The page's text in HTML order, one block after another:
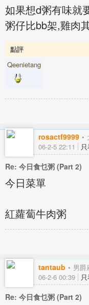
如果想d粥有味就
粥仔比bb架,雞肉
點評
Qeenietang
rosactf9999
06-2-5 22:11
Re: 今日食乜粥 (Part 2)
今日菜單
紅蘿蔔牛肉粥
tantaub 男爵
06-2-6 00:39
Re: 今日食乜粥 (Part 2)